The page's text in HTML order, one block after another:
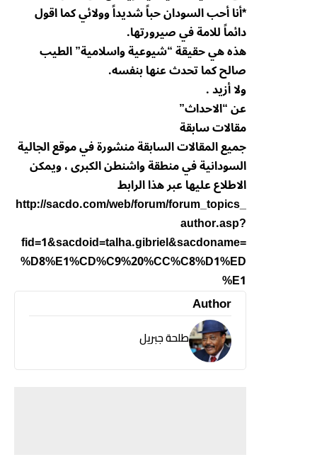
*أنا أحب السودان حباً شديداً وولائي كما اقول
دائماً للامة في صيرورتها.
هذه هي حقيقة “شيوعية واسلامية” الطيب
صالح كما تحدث عنها بنفسه.
ولا أزيد .
عن “الاحداث”
مقالات سابقة
جميع المقالات السابقة منشورة في موقع الجالية
السودانية في منطقة واشنطن الكبرى ، ويمكن
الاطلاع عليها عبر هذا الرابط
http://sacdo.com/web/forum/forum_topics_
author.asp?
fid=1&sacdoid=talha.gibriel&sacdoname=
%D8%E1%CD%C9%20%CC%C8%D1%ED
%E1
Author
طلحة جبريل